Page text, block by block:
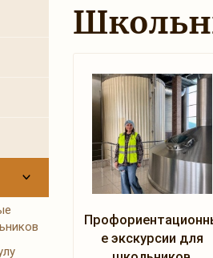
е экскурсии для